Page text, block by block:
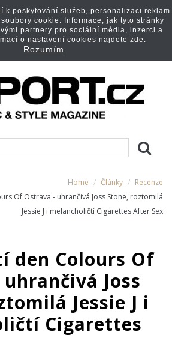
Home Články
Recenze
Of Ostrava - uhrančivá Joss Stone, roztomilá
Jessie J i melancholičtí Cigarettes After Sex
den Colours Of
Joss
Jessie J i
Cigarettes
k poskytování služeb, personalizaci reklam
cookie. Informace, jak tyto stránky
partnery pro sociální média, inzerci a
o nastavení cookies najdete zde.
Rozumím